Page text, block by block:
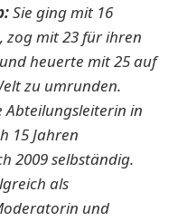
Sie ging mit 16
zog mit 23 für ihren
heuerte mit 25 auf
zu umrunden.
Abteilungsleiterin in
15 Jahren
2009 selbständig.
als
und